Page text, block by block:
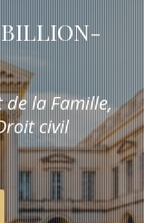
la Famille,
civil